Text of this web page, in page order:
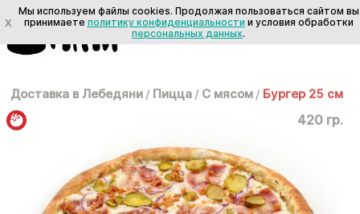
Доставка в Лебедяни / Пицца / С мясом / Бургер 25 см
420 гр.
X
Мы используем файлы cookies. Продолжая пользоваться сайтом вы
принимаете политику конфиденциальности и условия обработки
персональных данных.